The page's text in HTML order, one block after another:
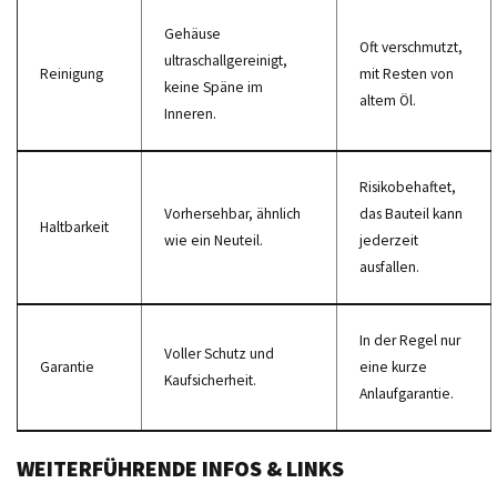
Reinigung
Gehäuse
ultraschallgereinigt,
keine Späne im
Inneren.
Oft verschmutzt,
mit Resten von
altem Öl.
Haltbarkeit
Vorhersehbar, ähnlich
wie ein Neuteil.
Risikobehaftet,
das Bauteil kann
jederzeit
ausfallen.
Garantie
Voller Schutz und
Kaufsicherheit.
In der Regel nur
eine kurze
Anlaufgarantie.
WEITERFÜHRENDE INFOS & LINKS